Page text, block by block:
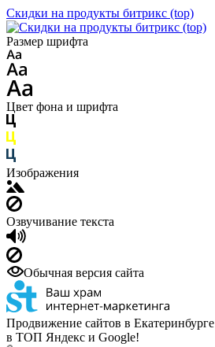
Скидки на продукты битрикс (top)
Размер шрифта
Цвет фона и шрифта
Изображения
Озвучивание текста
Обычная версия сайта
Продвижение сайтов в Екатеринбурге
в ТОП Яндекс и Google!